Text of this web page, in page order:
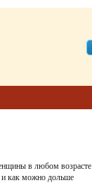
в любом возрасте
и как можно дольше